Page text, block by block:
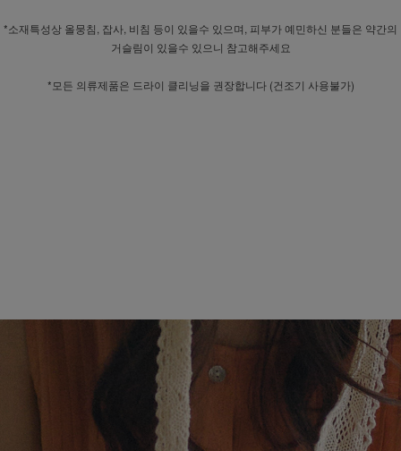
*소재특성상 올뭉침, 잡사, 비침 등이 있을수 있으며, 피부가 예민하신 분들은 약간의
거슬림이 있을수 있으니 참고해주세요
*모든 의류제품은 드라이 클리닝을 권장합니다 (건조기 사용불가)